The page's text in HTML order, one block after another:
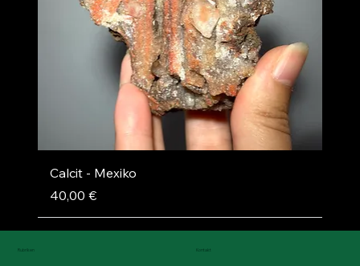
Calcit - Mexiko
Preis
40,00 €
Rubriken Kontakt